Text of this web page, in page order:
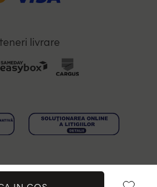
livrare